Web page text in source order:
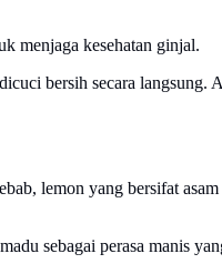
menjaga kesehatan ginjal.
bersih secara langsung.
lemon yang bersifat
sebagai perasa manis